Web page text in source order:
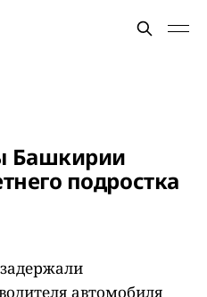
Башкирии
подростка
автомобиля